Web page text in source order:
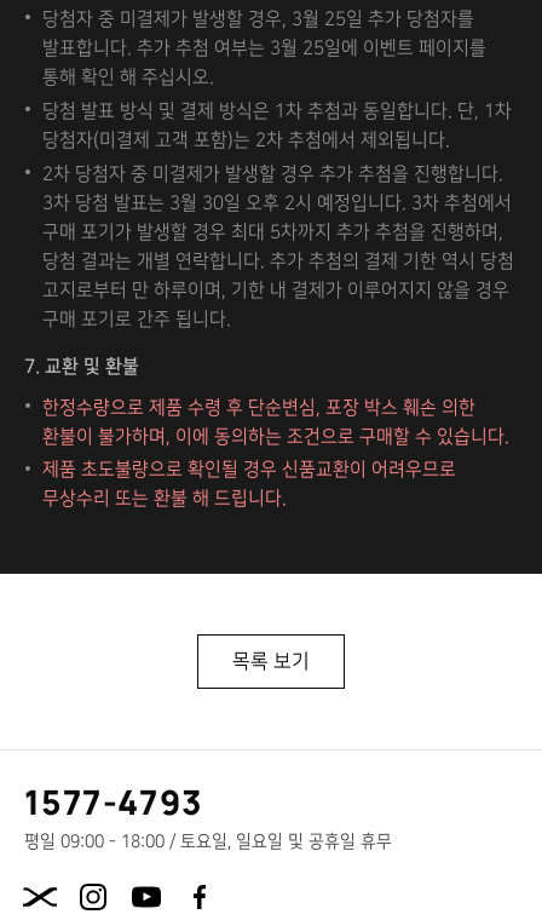
당첨자 중 미결제가 발생할 경우, 3월 25일 추가 당첨자를
발표합니다. 추가 추첨 여부는 3월 25일에 이벤트 페이지를
통해 확인 해 주십시오.
당첨 발표 방식 및 결제 방식은 1차 추첨과 동일합니다. 단, 1차
당첨자(미결제 고객 포함)는 2차 추첨에서 제외됩니다.
2차 당첨자 중 미결제가 발생할 경우 추가 추첨을 진행합니다.
3차 당첨 발표는 3월 30일 오후 2시 예정입니다. 3차 추첨에서
구매 포기가 발생할 경우 최대 5차까지 추가 추첨을 진행하며,
당첨 결과는 개별 연락합니다. 추가 추첨의 결제 기한 역시 당첨
고지로부터 만 하루이며, 기한 내 결제가 이루어지지 않을 경우
구매 포기로 간주 됩니다.
7. 교환 및 환불
한정수량으로 제품 수령 후 단순변심, 포장 박스 훼손 의한
환불이 불가하며, 이에 동의하는 조건으로 구매할 수 있습니다.
제품 초도불량으로 확인될 경우 신품교환이 어려우므로
무상수리 또는 환불 해 드립니다.
목록 보기
고
객
센
전
1577-4793
평일 09:00 - 18:00 / 토요일, 일요일 및 공휴일 휴무
X.com